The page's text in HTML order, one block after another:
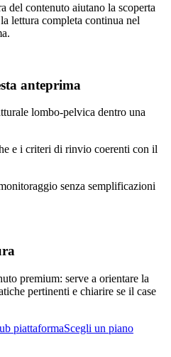
del contenuto aiutano la scoperta
lettura completa continua nel
anteprima
lombo-pelvica dentro una
e i criteri di rinvio coerenti con il
senza semplificazioni
premium: serve a orientare la
pertinenti e chiarire se il case
piattaformaScegli un piano